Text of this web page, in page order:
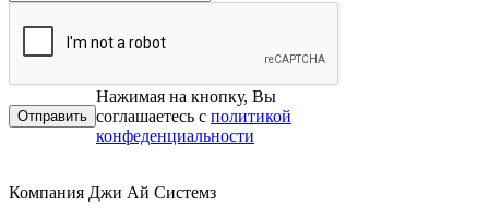
Нажимая на кнопку, Вы
соглашаетесь с политикой
конфеденциальности
Компания Джи Ай Системз